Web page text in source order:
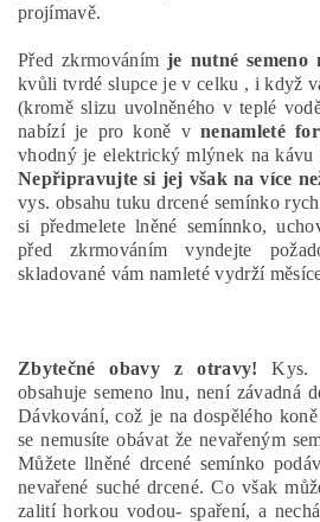
projímavě.
Před zkrmovánímje nutné
kvůli tvrdé slupce je v celku , i když
(kromě slizu uvolněného v teplé
nabízí je pro koně vnenamleté
vhodný je elektrický mlýnek na
Nepřipravujte si jej však na více
vys. obsahu tuku drcené semínko
si předmelete lněné semínnko,
před zkrmováním vyndejte
skladované vám namleté vydrží
Zbytečné obavy z otravy! Kys.
obsahuje semeno lnu, není závadná
Dávkování, což je na dospělého
se nemusíte obávat že nevařeným
Můžete llněné drcené semínko
nevařené suché drcené. Co však
zalití horkou vodou- spaření, a